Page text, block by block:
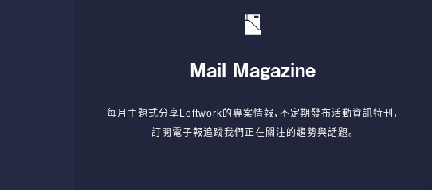
Mail Magazine
每月主題式分享Loftwork的專案情報，不定期發布活動資訊特刊，
訂閱電子報追蹤我們正在關注的趨勢與話題。